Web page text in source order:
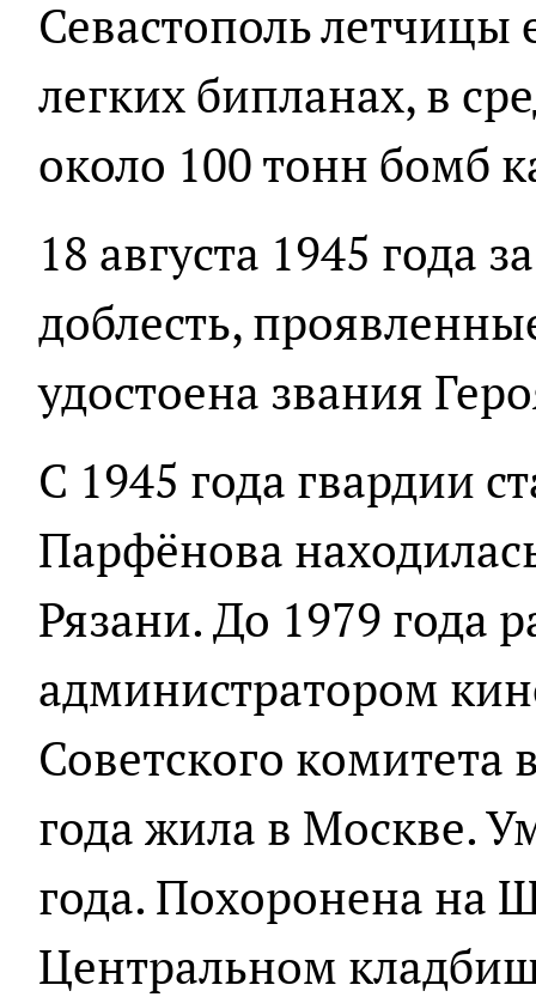
Севастополь летчицы
легких бипланах, в
около 100 тонн бомб
18 августа 1945 года
доблесть,
удостоена звания
С 1945 года гвардии
Парфёнова
Рязани. До 1979 года
администратором
Советского комитета
года жила в Москве.
года. Похоронена на
Центральном